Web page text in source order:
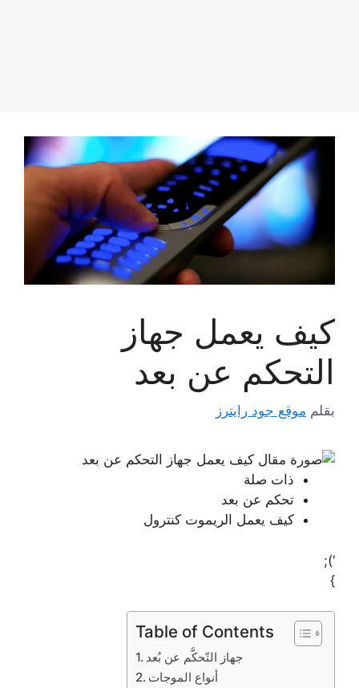
كيف يعمل جهاز
التحكم عن بعد
بقلم موقع جود رايترز
ذات صلة
تحكم عن بعد
كيف يعمل الريموت كنترول
‘);
}
Table of Contents
جهاز التّحكُّم عن بُعد
أنواع الموجات